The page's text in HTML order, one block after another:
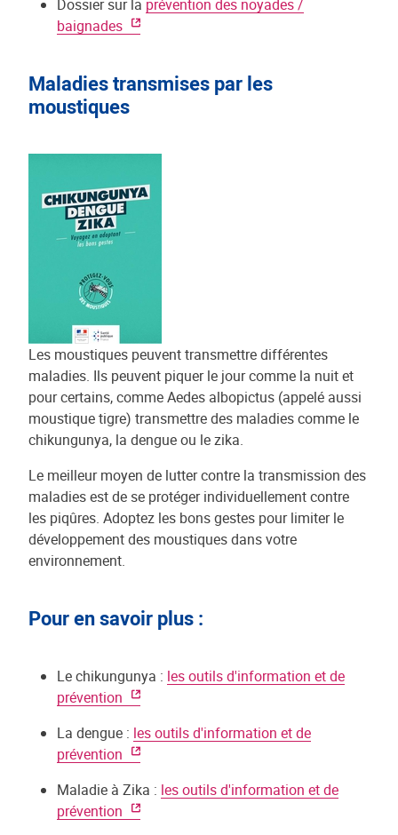
Dossier sur la prévention des noyades /
baignades
Maladies transmises par les
moustiques
Les moustiques peuvent transmettre différentes
maladies. Ils peuvent piquer le jour comme la nuit et
pour certains, comme Aedes albopictus (appelé aussi
moustique tigre) transmettre des maladies comme le
chikungunya, la dengue ou le zika.
Le meilleur moyen de lutter contre la transmission des
maladies est de se protéger individuellement contre
les piqûres. Adoptez les bons gestes pour limiter le
développement des moustiques dans votre
environnement.
Pour en savoir plus :
Le chikungunya : les outils d'information et de
prévention
La dengue : les outils d'information et de
prévention
Maladie à Zika : les outils d'information et de
prévention